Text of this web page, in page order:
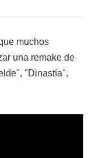
muchos
una remake de
"Dinastía",